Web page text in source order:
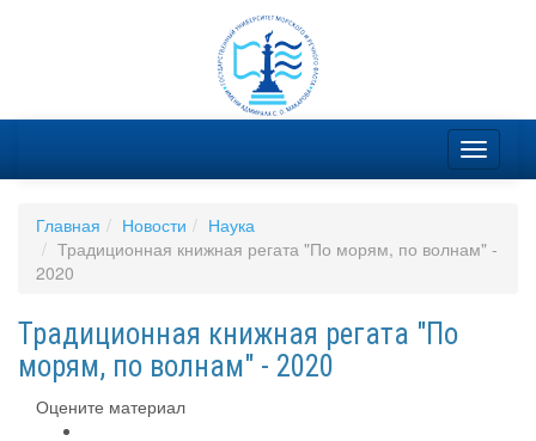
Главная Новости
Наука
Традиционная книжная регата "По морям, по волнам" -
2020
Традиционная книжная регата "По
морям, по волнам" - 2020
Оцените материал